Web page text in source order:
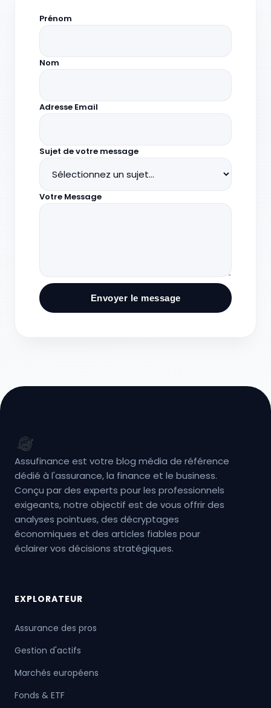
Prénom
Nom
Adresse Email
Sujet de votre message
Votre Message
Envoyer le message
Assufinance est votre blog média de référence
dédié à l'assurance, la finance et le business.
Conçu par des experts pour les professionnels
exigeants, notre objectif est de vous offrir des
analyses pointues, des décryptages
économiques et des articles fiables pour
éclairer vos décisions stratégiques.
EXPLORATEUR
Assurance des pros
Gestion d'actifs
Marchés européens
Fonds & ETF